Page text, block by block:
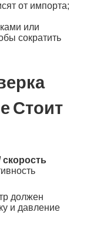
от импорта;
или
сократить
Стоит
должен
и давление